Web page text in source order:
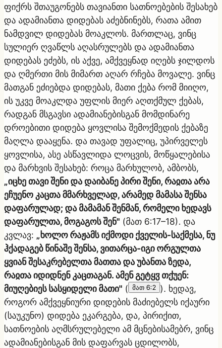
ფიქრს შთაუგონებს თავიანთი სათნოებების შესახებ
და ადამიანთა დიდებას აძებნინებს, რათა ამით
ნამდვილ დიდებას მოაკლოს. მართლაც, ვინც
სულიერ ღვაწლს აღასრულებს და ადამიანთა
დიდებას ეძებს, ის აქვე, ამქვეყნად იღებს ჯილდოს
და ღმერთი მის მიმართ აღარ რჩება მოვალე. ვინც
მათგან ეძიებდა დიდებას, მათი ქება რომ მიიღო,
ის უკვე მოაკლდა უფლის მიერ აღთქმულ ქებას,
რადგან მსგავსი ადამიანებისგან მომდინარე
დროებითი დიდება ყოვლისა შემოქმედის ქებაზე
მაღლა დააყენა. და თავად უფალიც, უპირველეს
ყოვლისა, ასე ასწავლიდა ლოცვის, მოწყალებისა
და მარხვის შესახებ: როცა მარხულობ, ამბობს,
„იცხე თავი შენი და დაიბანე პირი შენი, რაჲთა არა
ეჩუენო კაცთა მმარხველად, არამედ მამასა შენსა
დაფარულად; და მამამან შენმან, რომელი ხედავს
დაფარულთა, მოგაგოს შენ" (მათ 6:17–18). და
კვლავ: „ხოლო რაჟამს იქმოდი ქველის-საქმესა, ნუ
ჰქადაგებ წინაშე შენსა, ვითარცა-იგი ორგულთა
ყვიან შესაკრებელთა მათთა და უბანთა ზედა,
რაჲთა იდიდნენ კაცთაგან. ამენ გეტყჳ თქუენ:
მიუღებიეს სასყიდელი მათი" ( მათ 6:2
). ხედავ,
როგორ ამქვეყნიური დიდების მაძიებელს იქაური
(საუკუნო) დიდება ეკარგება, და, პირიქით,
სათნოების აღმსრულებელი ამ მცნებისამებრ, ვინც
ადამიანებისგან მის დაფარვას ცდილობს,